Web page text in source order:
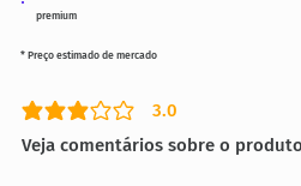
premium
3.0
classificação média é 3 de 5
Veja comentários sobre o produto
* Preço estimado de mercado